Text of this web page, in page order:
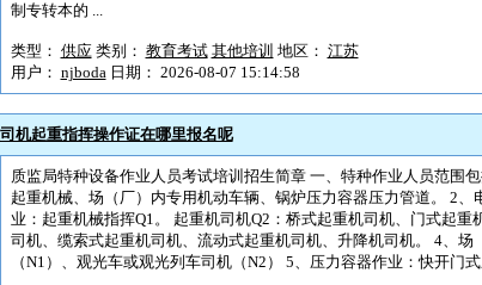
制专转本的 ...
类型： 供应类别： 教育考试 其他培训 地区： 江苏
用户： njboda日期： 2026-08-07 15:14:58
机起重指挥操作证在哪里报名呢
质监局特种设备作业人员考试培训招生简章 一、特种作业人员范围
起重机械、场（厂）内专用机动车辆、锅炉压力容器压力管道。 2
业：起重机械指挥Q1。 起重机司机Q2：桥式起重机司机、门式起
司机、缆索式起重机司机、流动式起重机司机、升降机司机。 4、
（N1）、观光车或观光列车司机（N2） 5、压力容器作业：快开门